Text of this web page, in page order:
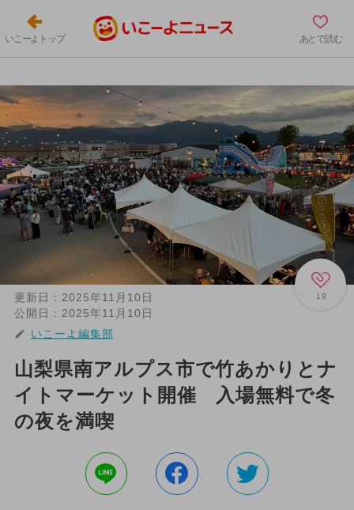
いこーよトップ あとで読む
19
更新日： 2025年11月10日
公開日： 2025年11月10日
いこーよ編集部
山梨県南アルプス市で竹あかりとナ
イトマーケット開催 入場無料で冬
の夜を満喫